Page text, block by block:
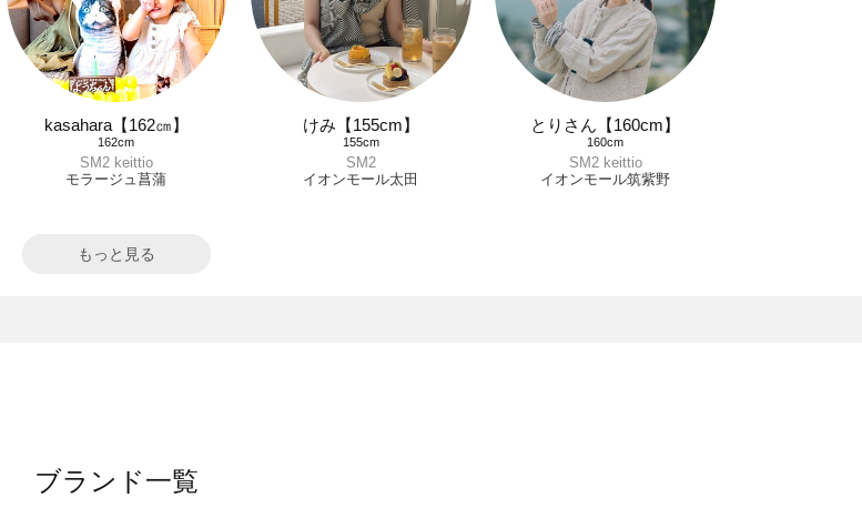
kasahara【162㎝】
162cm
SM2 keittio
モラージュ菖蒲
けみ【155cm】
155cm
SM2
イオンモール太田
とりさん【160cm】
160cm
SM2 keittio
イオンモール筑紫野
もっと見る
ブランド一覧